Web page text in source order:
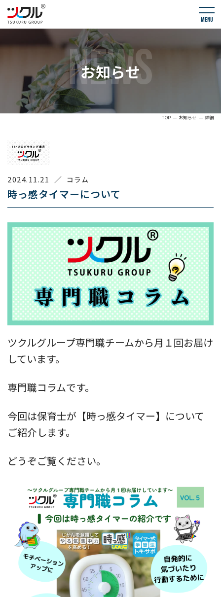
menu
NEWS
お知らせ
TOP お知らせ 詳細
2024.11.21 ／ コラム
時っ感タイマーについて
ツクルグループ専門職チームから月１回お届け
しています。
専門職コラムです。
今回は保育士が【時っ感タイマー】について
ご紹介します。
どうぞご覧ください。